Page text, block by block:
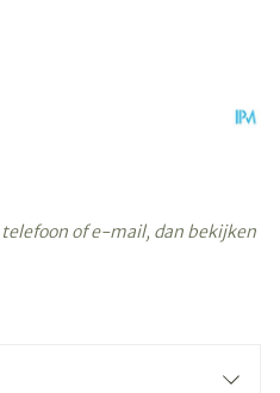
of e-mail, dan bekijken